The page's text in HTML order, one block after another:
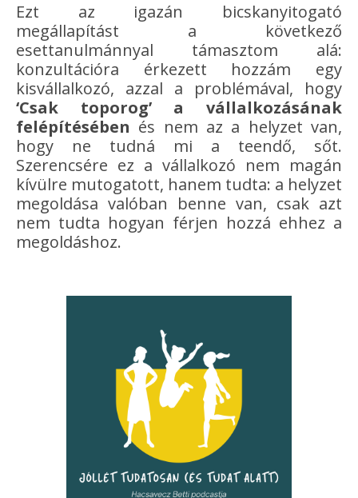
Ezt az igazán bicskanyitogató
megállapítást a következő
esettanulmánnyal támasztom alá:
konzultációra érkezett hozzám egy
kisvállalkozó, azzal a problémával, hogy
‘Csak toporog’ a vállalkozásának
felépítésében és nem az a helyzet van,
hogy ne tudná mi a teendő, sőt.
Szerencsére ez a vállalkozó nem magán
kívülre mutogatott, hanem tudta: a helyzet
megoldása valóban benne van, csak azt
nem tudta hogyan férjen hozzá ehhez a
megoldáshoz.